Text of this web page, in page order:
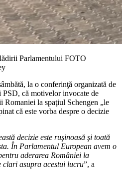
Parlamentului FOTO
la o conferinţă organizată de
PSD, că motivelor invocate de
Romaniei la spaţiul Schengen „le
că este vorba despre o decizie
decizie este ruşinoasă şi toată
În Parlamentul European avem o
aderarea României la
clari asupra acestui lucru”, a